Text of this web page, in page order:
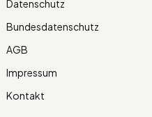
Datenschutz
Bundesdatenschutz
AGB
Impressum
Kontakt